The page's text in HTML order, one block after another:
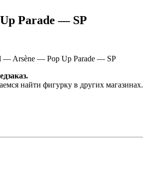
Parade — SP
— Arsène — Pop Up Parade — SP
найти фигурку в других магазинах.